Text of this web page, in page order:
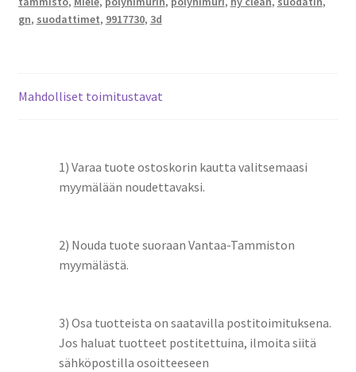
gn, suodattimet, 9917730, 3d
Mahdolliset toimitustavat
1) Varaa tuote ostoskorin kautta valitsemaasi
myymälään noudettavaksi.
2) Nouda tuote suoraan Vantaa-Tammiston
myymälästä.
3) Osa tuotteista on saatavilla postitoimituksena.
Jos haluat tuotteet postitettuina, ilmoita siitä
sähköpostilla osoitteeseen